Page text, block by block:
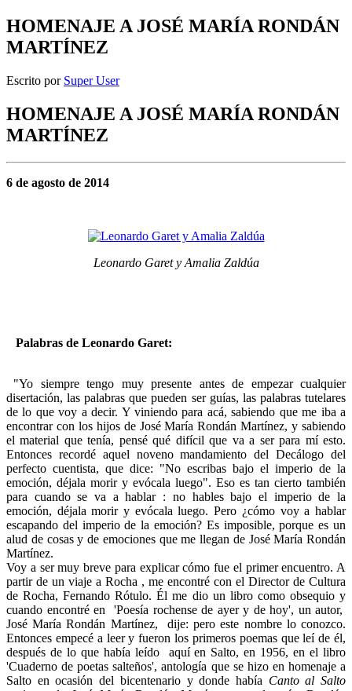
HOMENAJE A JOSÉ MARÍA RONDÁN
MARTÍNEZ
Escrito por Super User
HOMENAJE A JOSÉ MARÍA RONDÁN
MARTÍNEZ
6 de agosto de 2014
Leonardo Garet y Amalia Zaldúa
Palabras de Leonardo Garet:
"Yo siempre tengo muy presente antes de empezar cualquier
disertación, las palabras que pueden ser guías, las palabras tutelares
de lo que voy a decir. Y viniendo para acá, sabiendo que me iba a
encontrar con los hijos de José María Rondán Martínez, y sabiendo
el material que tenía, pensé qué difícil que va a ser para mí esto.
Entonces recordé aquel noveno mandamiento del Decálogo del
perfecto cuentista, que dice: "No escribas bajo el imperio de la
emoción, déjala morir y evócala luego". Eso es tan cierto también
para cuando se va a hablar : no hables bajo el imperio de la
emoción, déjala morir y evócala luego. Pero ¿cómo voy a hablar
escapando del imperio de la emoción? Es imposible, porque es un
alud de cosas y de emociones que me llegan de José María Rondán
Martínez.
Voy a ser muy breve para explicar cómo fue el primer encuentro. A
partir de un viaje a Rocha , me encontré con el Director de Cultura
de Rocha, Fernando Rótulo. Él me dio un libro como obsequio y
cuando encontré en 'Poesía rochense de ayer y de hoy', un autor,
José María Rondán Martínez, dije: pero este nombre lo conozco.
Entonces empecé a leer y fueron los primeros poemas que leí de él,
después de lo que había leído aquí en Salto, en 1956, en el libro
'Cuaderno de poetas salteños', antología que se hizo en homenaje a
Salto en ocasión del bicentenario y donde había Canto al Salto